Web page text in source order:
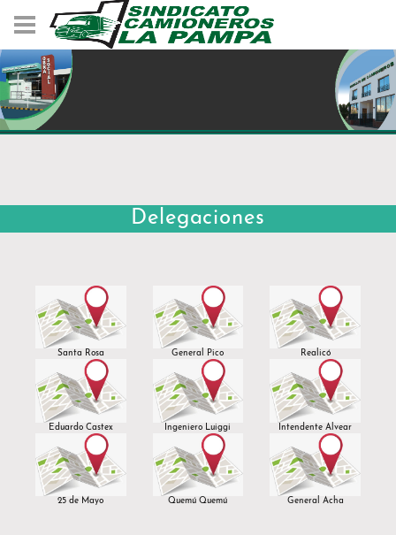
Delegaciones
Santa Rosa General Pico Realicó
Eduardo Castex Ingeniero Luiggi Intendente Alvear
25 de Mayo Quemú Quemú General Acha